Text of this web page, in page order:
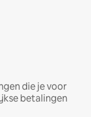
die je voor
betalingen